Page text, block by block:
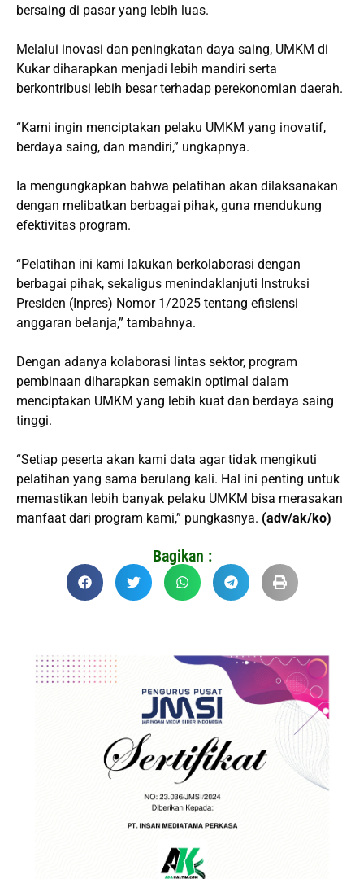
bersaing di pasar yang lebih luas.
Melalui inovasi dan peningkatan daya saing, UMKM di
Kukar diharapkan menjadi lebih mandiri serta
berkontribusi lebih besar terhadap perekonomian daerah.
“Kami ingin menciptakan pelaku UMKM yang inovatif,
berdaya saing, dan mandiri,” ungkapnya.
Ia mengungkapkan bahwa pelatihan akan dilaksanakan
dengan melibatkan berbagai pihak, guna mendukung
efektivitas program.
“Pelatihan ini kami lakukan berkolaborasi dengan
berbagai pihak, sekaligus menindaklanjuti Instruksi
Presiden (Inpres) Nomor 1/2025 tentang efisiensi
anggaran belanja,” tambahnya.
Dengan adanya kolaborasi lintas sektor, program
pembinaan diharapkan semakin optimal dalam
menciptakan UMKM yang lebih kuat dan berdaya saing
tinggi.
“Setiap peserta akan kami data agar tidak mengikuti
pelatihan yang sama berulang kali. Hal ini penting untuk
memastikan lebih banyak pelaku UMKM bisa merasakan
manfaat dari program kami,” pungkasnya. (adv/ak/ko)
Bagikan :